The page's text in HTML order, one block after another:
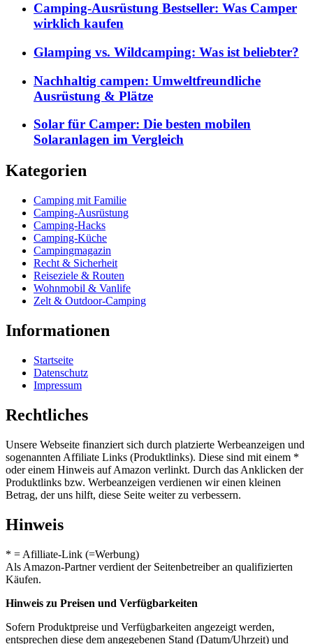
Camping-Ausrüstung Bestseller: Was Camper
wirklich kaufen
Glamping vs. Wildcamping: Was ist beliebter?
Nachhaltig campen: Umweltfreundliche
Ausrüstung & Plätze
Solar für Camper: Die besten mobilen
Solaranlagen im Vergleich
Kategorien
Camping mit Familie
Camping-Ausrüstung
Camping-Hacks
Camping-Küche
Campingmagazin
Recht & Sicherheit
Reiseziele & Routen
Wohnmobil & Vanlife
Zelt & Outdoor-Camping
Informationen
Startseite
Datenschutz
Impressum
Rechtliches
Unsere Webseite finanziert sich durch platzierte Werbeanzeigen und
sogenannten Affiliate Links (Produktlinks). Diese sind mit einem *
oder einem Hinweis auf Amazon verlinkt. Durch das Anklicken der
Produktlinks bzw. Werbeanzeigen verdienen wir einen kleinen
Betrag, der uns hilft, diese Seite weiter zu verbessern.
Hinweis
* = Afilliate-Link (=Werbung)
Als Amazon-Partner verdient der Seitenbetreiber an qualifizierten
Käufen.
Hinweis zu Preisen und Verfügbarkeiten
Sofern Produktpreise und Verfügbarkeiten angezeigt werden,
entsprechen diese dem angegebenen Stand (Datum/Uhrzeit) und